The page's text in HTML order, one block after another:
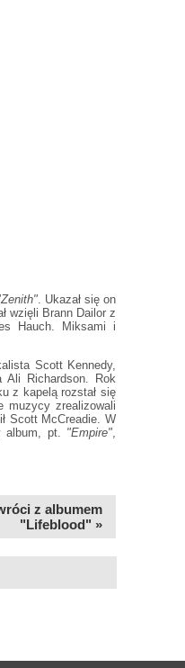
. Ukazał się on
wzięli Brann Dailor z
Hauch. Miksami i
Scott Kennedy,
Richardson. Rok
z kapelą rozstał się
muzycy zrealizowali
Scott McCreadie. W
album, pt. "Empire"
z albumem
"Lifeblood" »